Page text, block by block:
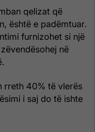
qelizat që
është e padëmtuar.
furnizohet si një
në
rreth 40% të vlerës
i saj do të ishte